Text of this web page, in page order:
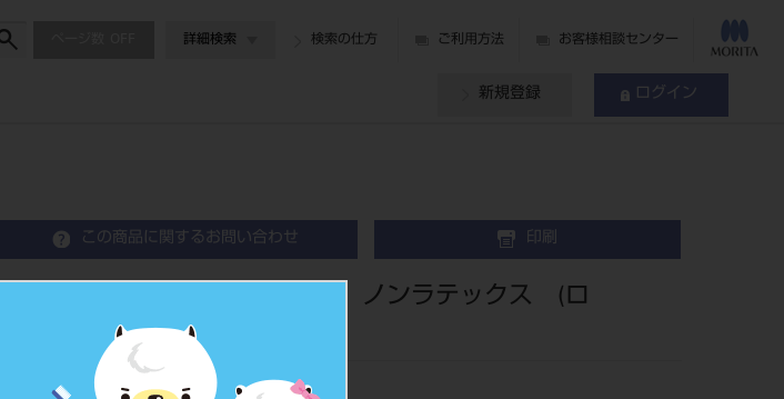
詳細検索 検索の仕方 ご利用方法 お客様相談センター
新規登録 ログイン
この商品に関するお問い合わせ 印刷
フレキシダム ブルー 30枚入 ノンラテックス (ロ
Flexi Dam